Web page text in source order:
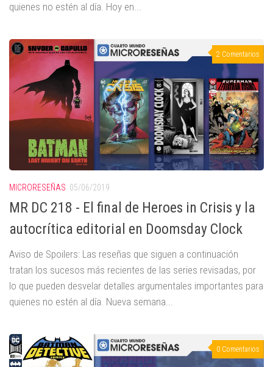
quienes no estén al día. Hoy en...
2 Comentarios
MICRORESEÑAS 05/06/2019
MR DC 218 - El final de Heroes in Crisis y la
autocrítica editorial en Doomsday Clock
Aviso de Spoilers: Las reseñas que siguen a continuación
tratan los sucesos más recientes de las series revisadas, por
lo que pueden desvelar detalles argumentales importantes para
quienes no estén al día. Nueva semana...
0 Comentarios